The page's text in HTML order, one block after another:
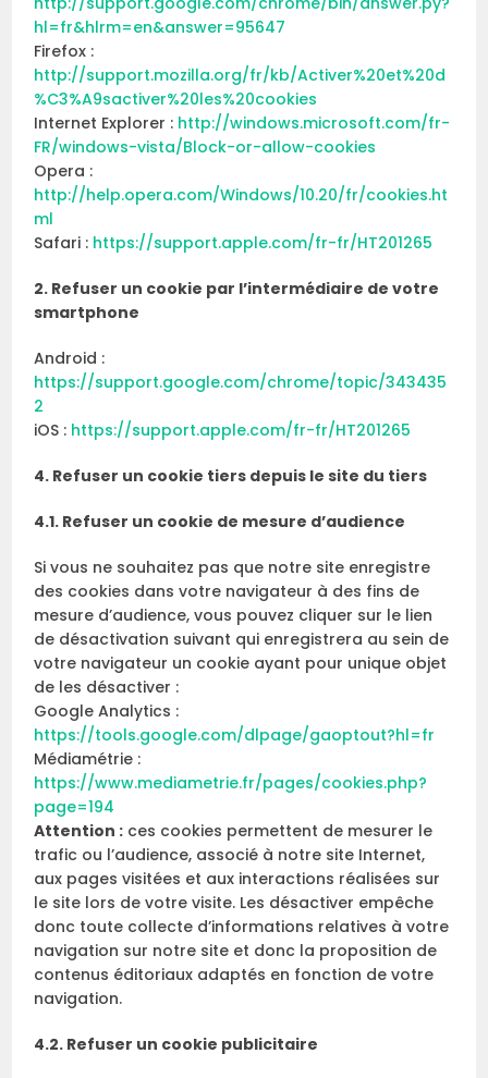
hl=fr&hlrm=en&answer=95647
Firefox :
http://support.mozilla.org/fr/kb/Activer%20et%20d
%C3%A9sactiver%20les%20cookies
Internet Explorer : http://windows.microsoft.com/fr-
FR/windows-vista/Block-or-allow-cookies
Opera :
http://help.opera.com/Windows/10.20/fr/cookies.ht
ml
Safari : https://support.apple.com/fr-fr/HT201265
2. Refuser un cookie par l’intermédiaire de votre
smartphone
Android :
https://support.google.com/chrome/topic/343435
2
iOS : https://support.apple.com/fr-fr/HT201265
4. Refuser un cookie tiers depuis le site du tiers
4.1. Refuser un cookie de mesure d’audience
Si vous ne souhaitez pas que notre site enregistre
des cookies dans votre navigateur à des fins de
mesure d’audience, vous pouvez cliquer sur le lien
de désactivation suivant qui enregistrera au sein de
votre navigateur un cookie ayant pour unique objet
de les désactiver :
Google Analytics :
https://tools.google.com/dlpage/gaoptout?hl=fr
Médiamétrie :
https://www.mediametrie.fr/pages/cookies.php?
page=194
Attention : ces cookies permettent de mesurer le
trafic ou l’audience, associé à notre site Internet,
aux pages visitées et aux interactions réalisées sur
le site lors de votre visite. Les désactiver empêche
donc toute collecte d’informations relatives à votre
navigation sur notre site et donc la proposition de
contenus éditoriaux adaptés en fonction de votre
navigation.
4.2. Refuser un cookie publicitaire